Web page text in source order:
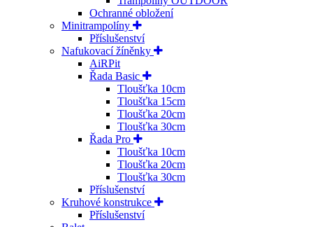
Ochranné obložení
Minitrampolíny
Příslušenství
Nafukovací žíněnky
AiRPit
Řada Basic
Tloušťka 10cm
Tloušťka 15cm
Tloušťka 20cm
Tloušťka 30cm
Řada Pro
Tloušťka 10cm
Tloušťka 20cm
Tloušťka 30cm
Příslušenství
Kruhové konstrukce
Příslušenství